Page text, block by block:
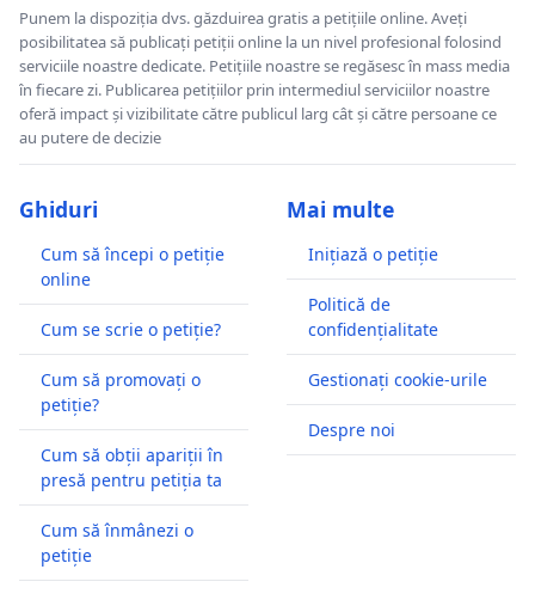
Punem la dispoziția dvs. găzduirea gratis a petițiile online. Aveți
posibilitatea să publicați petiții online la un nivel profesional folosind
serviciile noastre dedicate. Petițiile noastre se regăsesc în mass media
în fiecare zi. Publicarea petițiilor prin intermediul serviciilor noastre
oferă impact și vizibilitate către publicul larg cât și către persoane ce
au putere de decizie
Ghiduri
Cum să începi o petiție
online
Cum se scrie o petiție?
Cum să promovați o
petiție?
Cum să obții apariții în
presă pentru petiția ta
Cum să înmânezi o
petiție
Mai multe
Inițiază o petiție
Politică de
confidențialitate
Gestionați cookie-urile
Despre noi